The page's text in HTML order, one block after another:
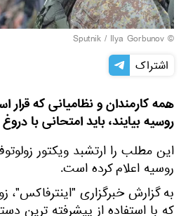
© Sputnik / Ilya Gorbunov
اشتراک
همه کارمندان و نظامیانی که
روسیه بیایند، باید امتحانی با
این مطلب را ارتشبد ویکتور
روسیه اعلام کرده است.
به گزارش خبرگزاری